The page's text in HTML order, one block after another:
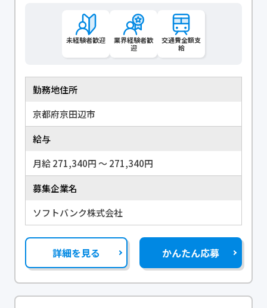
未経験者歓迎
業界経験者歓
迎
交通費全額支
給
勤務地住所
京都府京田辺市
給与
月給 271,340円 〜 271,340円
募集企業名
ソフトバンク株式会社
詳細を見る かんたん応募